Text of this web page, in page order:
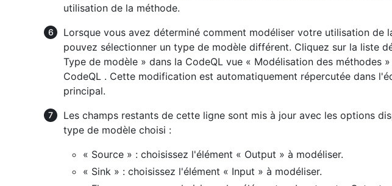
utilisation de la méthode.
Lorsque vous avez déterminé comment modéliser votre utilisation de
pouvez sélectionner un type de modèle différent. Cliquez sur la liste
Type de modèle » dans la CodeQL vue « Modélisation des méthodes »
CodeQL . Cette modification est automatiquement répercutée dans
principal.
Les champs restants de cette ligne sont mis à jour avec les options
type de modèle choisi :
« Source » : choisissez l'élément « Output » à modéliser.
« Sink » : choisissez l'élément « Input » à modéliser.